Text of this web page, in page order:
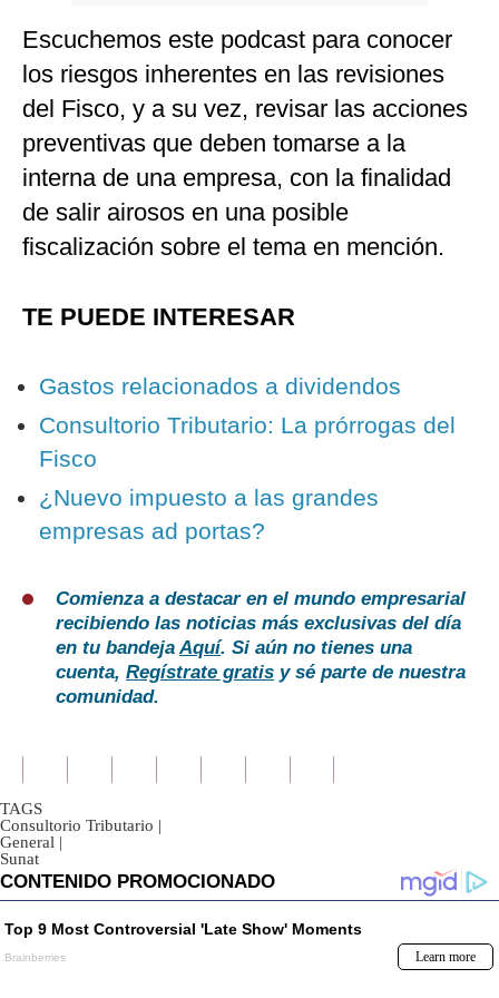
Escuchemos este podcast para conocer
los riesgos inherentes en las revisiones
del Fisco, y a su vez, revisar las acciones
preventivas que deben tomarse a la
interna de una empresa, con la finalidad
de salir airosos en una posible
fiscalización sobre el tema en mención.
TE PUEDE INTERESAR
Gastos relacionados a dividendos
Consultorio Tributario: La prórrogas del
Fisco
¿Nuevo impuesto a las grandes
empresas ad portas?
Comienza a destacar en el mundo empresarial
recibiendo las noticias más exclusivas del día
en tu bandejaAquí. Si aún no tienes una
cuenta, Regístrate gratis y sé parte de nuestra
comunidad.
TAGS
Consultorio Tributario |
General |
Sunat